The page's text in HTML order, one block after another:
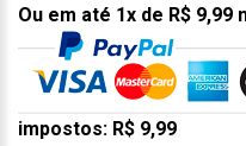
Ou em até 1x de R$ 9,99
impostos: R$ 9,99